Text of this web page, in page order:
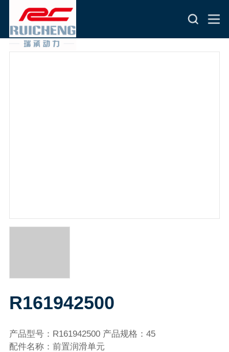
R161942500
产品型号：R161942500 产品规格：45
配件名称：前置润滑单元